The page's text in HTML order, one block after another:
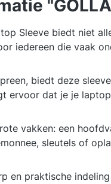
Sleeve biedt niet
iedereen die vaak
biedt deze
ervoor dat je je
vakken: een
sleutels of
en praktische